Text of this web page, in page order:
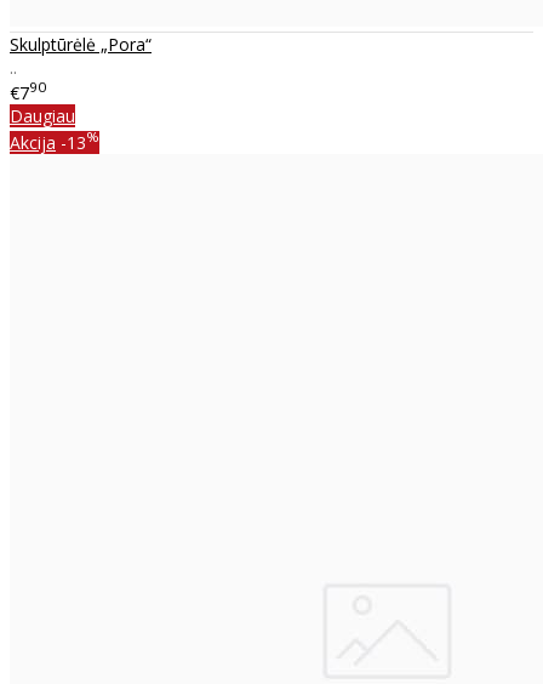
Skulptūrėlė „Pora“
..
€790
Daugiau
Akcija -13%